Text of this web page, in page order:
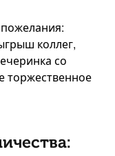
коллег,
со
торжественное